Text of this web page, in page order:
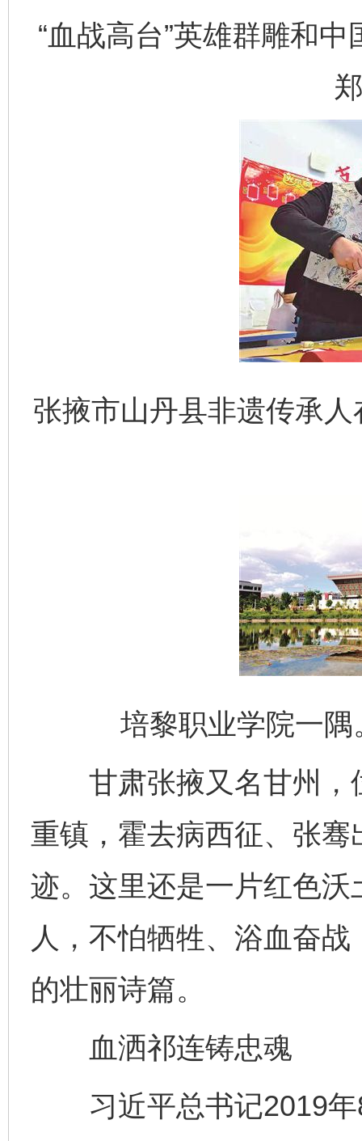
“血战高台”英雄群雕和
张掖市山丹县非遗传承
培黎职业学院一
甘肃张掖又名甘州，
重镇，霍去病西征、张
迹。这里还是一片红色
人，不怕牺牲、浴血奋
的壮丽诗篇。
血洒祁连铸忠魂
习近平总书记2019年8